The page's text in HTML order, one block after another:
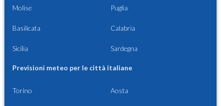
Molise Puglia
Basilicata Calabria
Sicilia Sardegna
Previsioni meteo per le città italiane
Torino Aosta